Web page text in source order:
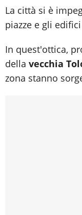
La città si è
piazze e gli
In quest'ottica,
della vecchia
zona stanno